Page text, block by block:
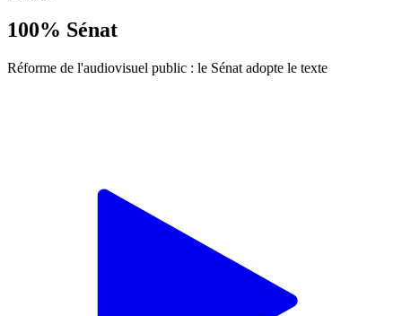
100% Sénat
Réforme de l'audiovisuel public : le Sénat adopte le texte